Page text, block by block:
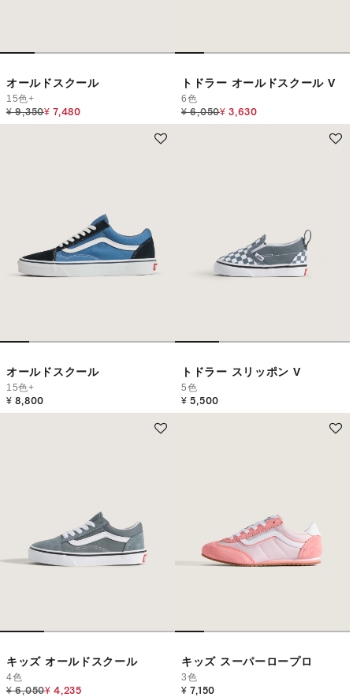
オールドスクール
15色+
Price reduced from
¥ 9,350to
¥ 7,480
トドラー オールドスクール V
6色
Price reduced from
¥ 6,050to
¥ 3,630
オールドスクール
15色+
¥ 8,800
トドラー スリッポン V
5色
¥ 5,500
キッズ オールドスクール
4色
Price reduced from
¥ 6,050to
¥ 4,235
キッズ スーパーロープロ
3色
¥ 7,150